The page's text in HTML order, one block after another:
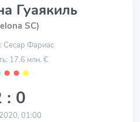
Гуаякиль
SC)
Сесар Фариас
17.6 млн. €
⬤ ⬤ ⬤
: 0
01:00